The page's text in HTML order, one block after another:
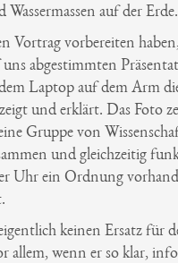
auf der Erde.
Vortrag vorbereiten
abgestimmten
Laptop auf dem Arm
und erklärt. Das Foto
Gruppe von
und gleichzeitig
Uhr ein Ordnung
keinen Ersatz für
allem, wenn er so klar,